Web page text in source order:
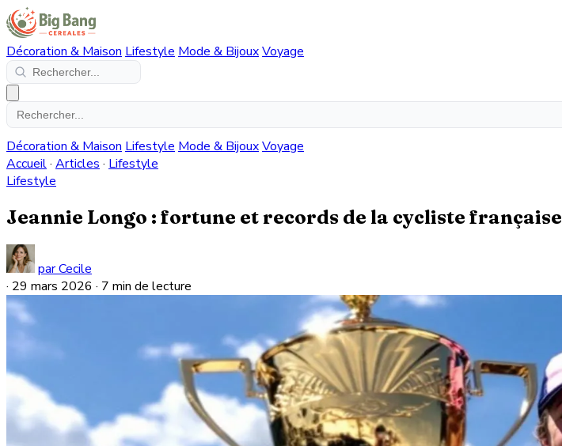
Décoration & Maison Lifestyle Mode & BijouxVoyage
Décoration & Maison Lifestyle Mode & BijouxVoyage
Accueil· Articles · Lifestyle
Lifestyle
Jeannie Longo : fortune et records de la cycliste française
par Cecile
· 29 mars 2026 · 7 min de lecture